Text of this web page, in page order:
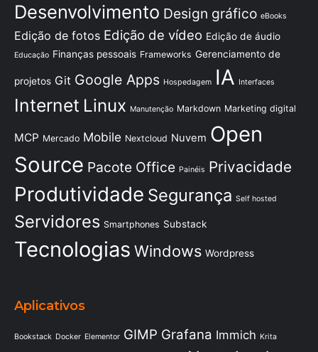
Desenvolvimento Design gráfico eBooks
Edição de fotos Edição de vídeo Edição de áudio
Educação Finanças pessoais Frameworks Gerenciamento de
projetos Git Google Apps Hospedagem IA Interfaces
Internet Linux Manutenção Markdown Marketing digital
MCP Mercado Mobile Nextcloud Nuvem Open
Source Pacote Office Painéis Privacidade
Produtividade Segurança Self hosted
Servidores Smartphones Substack
Tecnologias Windows Wordpress
Aplicativos
Bookstack Docker Elementor GIMP Grafana Immich Krita